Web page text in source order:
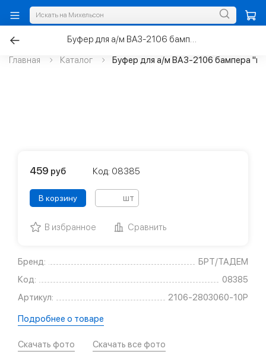
Главная Каталог Буфер для а/м ВАЗ-2106 бампера
Бренд:
БРТ/ТАДЕМ
Код:
08385
Артикул:
2106-2803060-10Р
Подробнее о товаре
Скачать фото Скачать все фото
459 руб Код: 08385
В корзину шт
В избранное Сравнить